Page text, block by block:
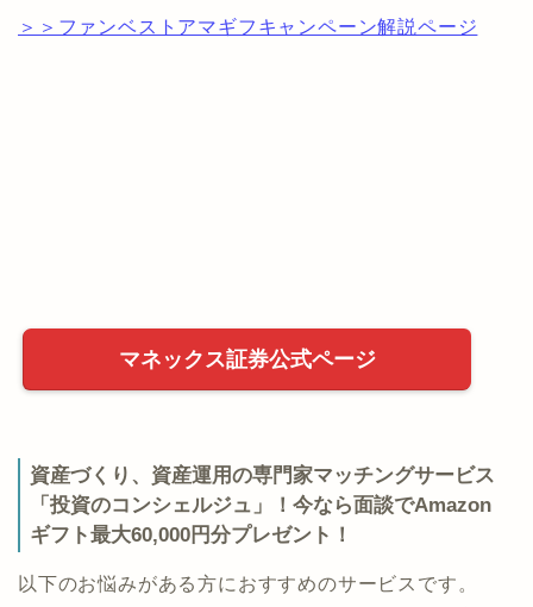
＞＞ファンベストアマギフキャンペーン解説ページ
マネックス証券公式ページ
資産づくり、資産運用の専門家マッチングサービス